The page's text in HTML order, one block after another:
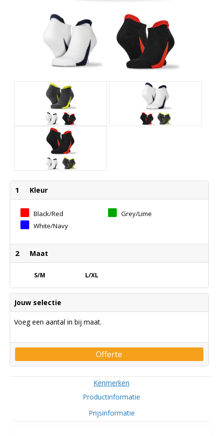
1 Kleur
Black/Red
Grey/Lime
White/Navy
2 Maat
S/M L/XL
Jouw selectie
Voeg een aantal in bij maat.
Offerte
Kenmerken
Productinformatie
Prijsinformatie